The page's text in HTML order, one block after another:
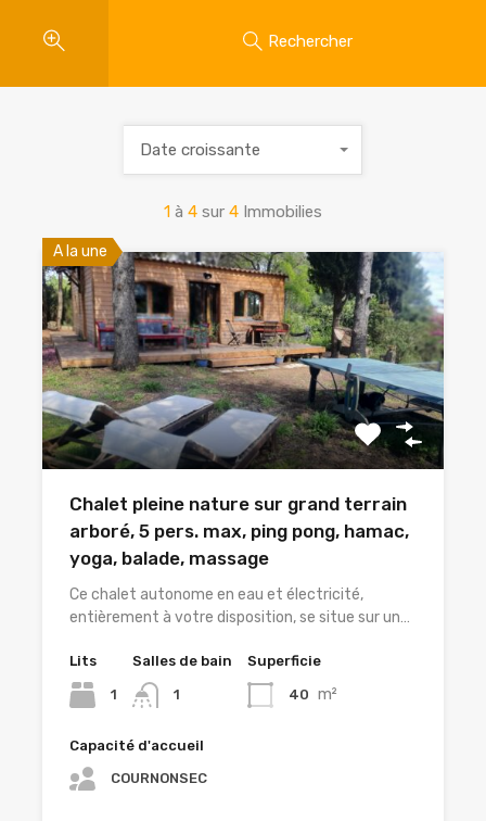
Rechercher
1 à 4 sur 4 Immobilies
Date croissante
A la une
Chalet pleine nature sur grand terrain
arboré, 5 pers. max, ping pong, hamac,
yoga, balade, massage
Ce chalet autonome en eau et électricité,
entièrement à votre disposition, se situe sur un…
Lits
1
Salles de bain
1
Superficie
40 m²
Capacité d'accueil
COURNONSEC